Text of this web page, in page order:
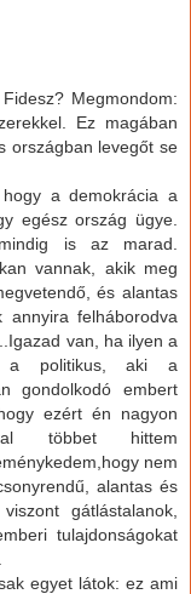
Megmondom:
Ez magában
országban levegőt se
a demokrácia a
egész ország ügye.
is az marad.
vannak, akik meg
és alantas
felháborodva
van, ha ilyen a
a politikus, aki a
gondolkodó embert
ezért én nagyon
többet hittem
nem
alantas és
gátlástalanok,
tulajdonságokat
egyet látok: ez ami